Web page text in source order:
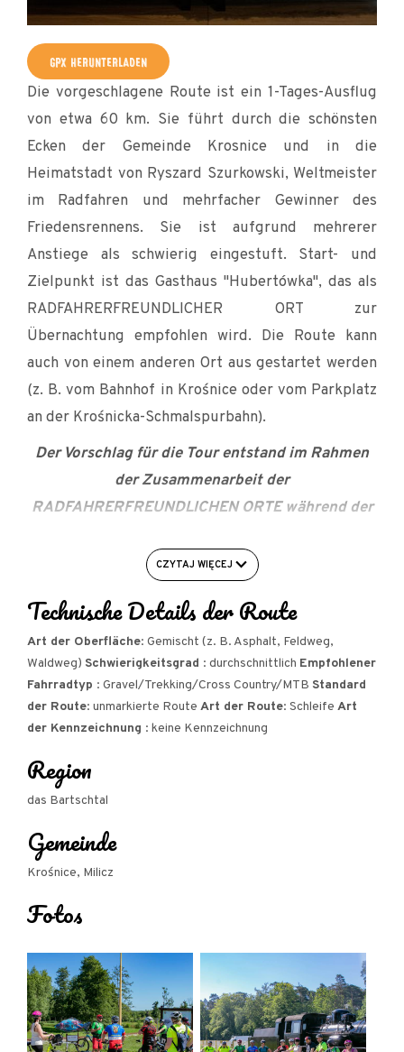
GPX HERUNTERLADEN
Die vorgeschlagene Route ist ein 1-Tages-Ausflug
von etwa 60 km. Sie führt durch die schönsten
Ecken der Gemeinde Krosnice und in die
Heimatstadt von Ryszard Szurkowski, Weltmeister
im Radfahren und mehrfacher Gewinner des
Friedensrennens. Sie ist aufgrund mehrerer
Anstiege als schwierig eingestuft. Start- und
Zielpunkt ist das Gasthaus "Hubertówka", das als
RADFAHRERFREUNDLICHER ORT zur
Übernachtung empfohlen wird. Die Route kann
auch von einem anderen Ort aus gestartet werden
(z. B. vom Bahnhof in Krośnice oder vom Parkplatz
an der Krośnicka-Schmalspurbahn).
Der Vorschlag für die Tour entstand im Rahmen
der Zusammenarbeit der
RADFAHRERFREUNDLICHEN ORTE während der
organisierten Kooperationsbörse dank einer vom
Förderung.
- Wierzchowice - Świebodów - wzgórze Gęślica -
Brzostówko - Brzostowo - Luboradów - Kotlarka -
Krośnice - Wierzchowice - Wąbnice - Niesułowice -
CZYTAJ WIĘCEJ
Technische Details der Route
Art der Oberfläche: Gemischt (z. B. Asphalt, Feldweg,
Waldweg) Schwierigkeitsgrad : durchschnittlich Empfohlener
Fahrradtyp : Gravel/Trekking/Cross Country/MTB Standard
der Route: unmarkierte Route Art der Route: Schleife Art
der Kennzeichnung : keine Kennzeichnung
Region
das Bartschtal
Gemeinde
Krośnice, Milicz
Fotos